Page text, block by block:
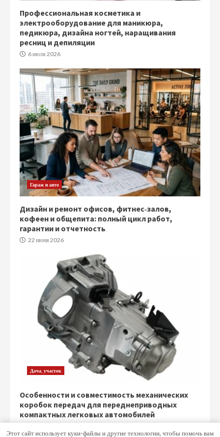
Профессиональная косметика и
электрооборудование для маникюра,
педикюра, дизайна ногтей, наращивания
ресниц и депиляции
6 июля 2026
Гараж и авто
Дизайн и ремонт офисов, фитнес‑залов,
кофеен и общепита: полный цикл работ,
гарантии и отчетность
22 июня 2026
Дача, участок
Особенности и совместимость механических
коробок передач для переднеприводных
компактных легковых автомобилей
Этот сайт использует куки-файлы и другие технологии, чтобы помочь вам